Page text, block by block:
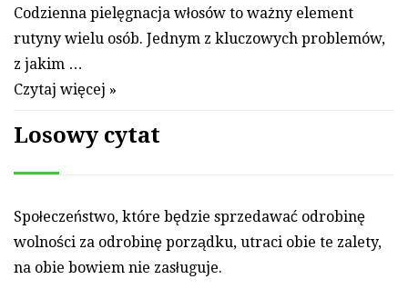
Codzienna pielęgnacja włosów to ważny element
rutyny wielu osób. Jednym z kluczowych problemów,
z jakim …
Czytaj więcej »
Losowy cytat
Społeczeństwo, które będzie sprze­dawać od­ro­binę
wol­ności za od­ro­binę porządku, ut­ra­ci obie te za­lety,
na obie bo­wiem nie zasługuje.